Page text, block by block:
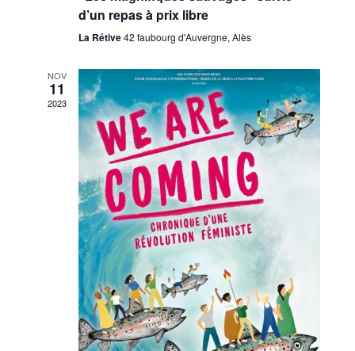
d’un repas à prix libre
La Rétive42 faubourg d'Auvergne, Alès
NOV
11
2023